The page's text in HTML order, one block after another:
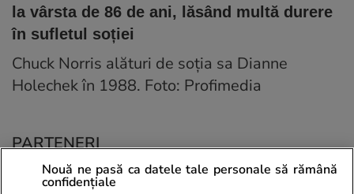
la vârsta de 86 de ani, lăsând multă durere
în sufletul soției
Chuck Norris alături de soția sa Dianne
Holechek în 1988. Foto: Profimedia
PARTENERI
Nouă ne pasă ca datele tale personale să rămână
confidențiale